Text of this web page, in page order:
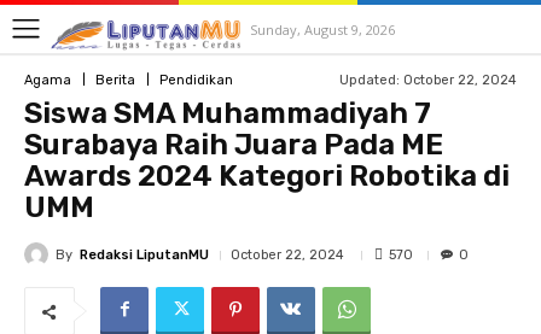
Sunday, August 9, 2026
Agama Berita Pendidikan Updated: October 22, 2024
Siswa SMA Muhammadiyah 7
Surabaya Raih Juara Pada ME
Awards 2024 Kategori Robotika di
UMM
By Redaksi LiputanMU October 22, 2024 570 0